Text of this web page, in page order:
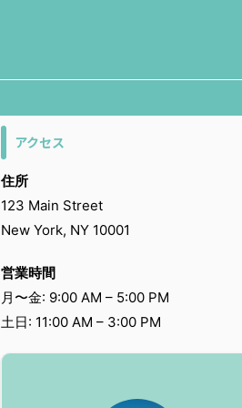
アクセス
住所
123 Main Street
New York, NY 10001
営業時間
月〜金: 9:00 AM – 5:00 PM
土日: 11:00 AM – 3:00 PM